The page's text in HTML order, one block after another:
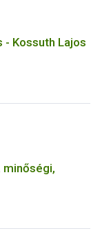
- Kossuth Lajos
minőségi,